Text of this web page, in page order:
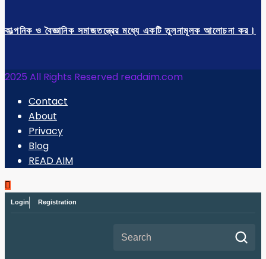
কাল্পনিক ও বৈজ্ঞানিক সমাজতন্ত্রের মধ্যে একটি তুলনামূলক আলোচনা কর।
2025 All Rights Reserved readaim.com
Contact
About
Privacy
Blog
READ AIM
Login Registration